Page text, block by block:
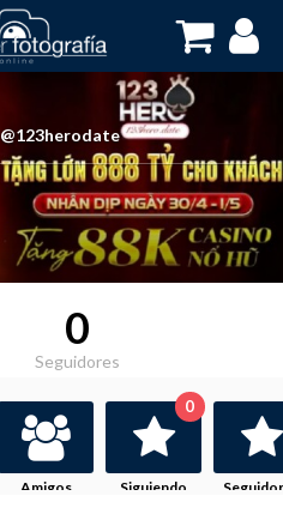
@123herodate
0
Seguidores
Amigos Siguiendo
0